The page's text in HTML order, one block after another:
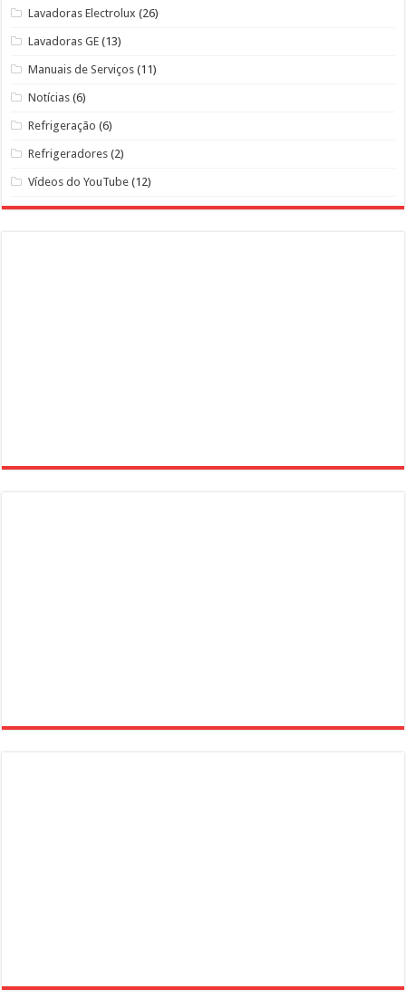
Lavadoras Electrolux (26)
Lavadoras GE (13)
Manuais de Serviços (11)
Notícias (6)
Refrigeração (6)
Refrigeradores (2)
Vídeos do YouTube (12)